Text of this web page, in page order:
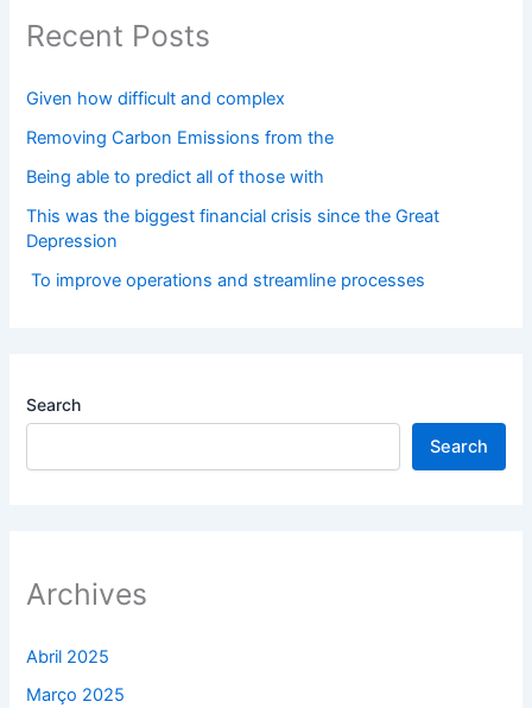
Recent Posts
Given how difficult and complex
Removing Carbon Emissions from the
Being able to predict all of those with
This was the biggest financial crisis since the Great
Depression
To improve operations and streamline processes
Search
Search
Archives
Abril 2025
Março 2025